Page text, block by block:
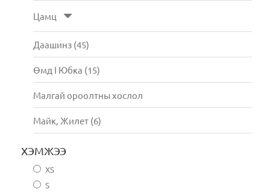
Цамц
Даашинз (45)
Өмд I Юбка (15)
Малгай ороолтны хослол
Майк, Жилет (6)
ХЭМЖЭЭ
XS
S